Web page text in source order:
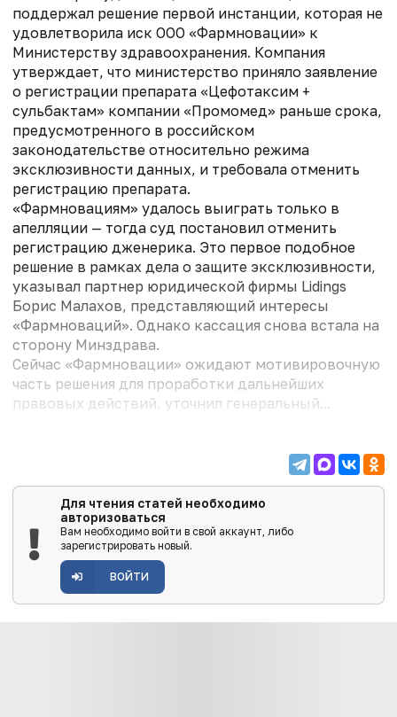
поддержал решение первой инстанции, которая не
удовлетворила иск ООО «Фармновации» к
Министерству здравоохранения. Компания
утверждает, что министерство приняло заявление
о регистрации препарата «Цефотаксим +
сульбактам» компании «Промомед» раньше срока,
предусмотренного в российском
законодательстве относительно режима
эксклюзивности данных, и требовала отменить
регистрацию препарата.
«Фармновациям» удалось выиграть только в
апелляции — тогда суд постановил отменить
регистрацию дженерика. Это первое подобное
решение в рамках дела о защите эксклюзивности,
указывал партнер юридической фирмы Lidings
Борис Малахов, представляющий интересы
«Фармноваций». Однако кассация снова встала на
сторону Минздрава.
Сейчас «Фармновации» ожидают мотивировочную
часть решения для проработки дальнейших
правовых действий, уточнил генеральный...
Для чтения статей необходимо
авторизоваться
Вам необходимо войти в свой аккаунт, либо
зарегистрировать новый.
ВОЙТИ